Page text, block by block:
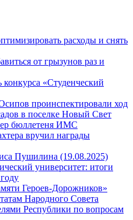
расходы и снять
от грызунов раз и
«Студенческий
проинспектировали ход
в поселке Новый Свет
бюллетеня ИМС
вручил награды
Пушилина (19.08.2025)
университет: итоги
Героев-Дорожников»
Народного Совета
Республики по вопросам